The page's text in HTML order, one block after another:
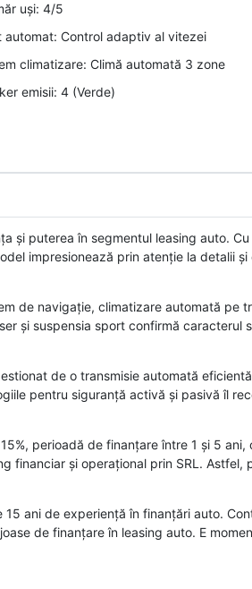
uși: 4/5
automat: Control adaptiv al vitezei
climatizare: Climă automată 3 zone
emisii: 4 (Verde)
și puterea în segmentul leasing auto.
impresionează prin atenție la detalii
de navigație, climatizare automată pe
și suspensia sport confirmă caracterul
de o transmisie automată
pentru siguranță activă și pasivă îl
perioadă de finanțare între 1 și 5
financiar și operațional prin SRL. Astfel,
ani de experiență în finanțări auto.
de finanțare în leasing auto. E